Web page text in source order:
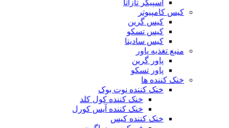
اسپیکر تازاتا
کیس کامپیوتر
کیس گرین
کیس تسکو
کیس سادیتا
منبع تغذیه‌ پاور
پاور گرین
پاور تسکو
خنک کننده ها
خنک کننده نوت بوک
خنک کننده کول کلد
خنک کننده آیس کورل
خنک کننده کیس